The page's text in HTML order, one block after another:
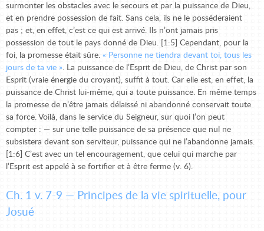
surmonter les obstacles avec le secours et par la puissance de Dieu,
et en prendre possession de fait. Sans cela, ils ne le posséderaient
pas ; et, en effet, c’est ce qui est arrivé. Ils n’ont jamais pris
possession de tout le pays donné de Dieu. [1:5] Cependant, pour la
foi, la promesse était sûre. « Personne ne tiendra devant toi, tous les
jours de ta vie ». La puissance de l’Esprit de Dieu, de Christ par son
Esprit (vraie énergie du croyant), suffit à tout. Car elle est, en effet, la
puissance de Christ lui-même, qui a toute puissance. En même temps
la promesse de n’être jamais délaissé ni abandonné conservait toute
sa force. Voilà, dans le service du Seigneur, sur quoi l’on peut
compter : — sur une telle puissance de sa présence que nul ne
subsistera devant son serviteur, puissance qui ne l’abandonne jamais.
[1:6] C’est avec un tel encouragement, que celui qui marche par
l’Esprit est appelé à se fortifier et à être ferme (v. 6).
Ch. 1 v. 7-9 — Principes de la vie spirituelle, pour
Josué